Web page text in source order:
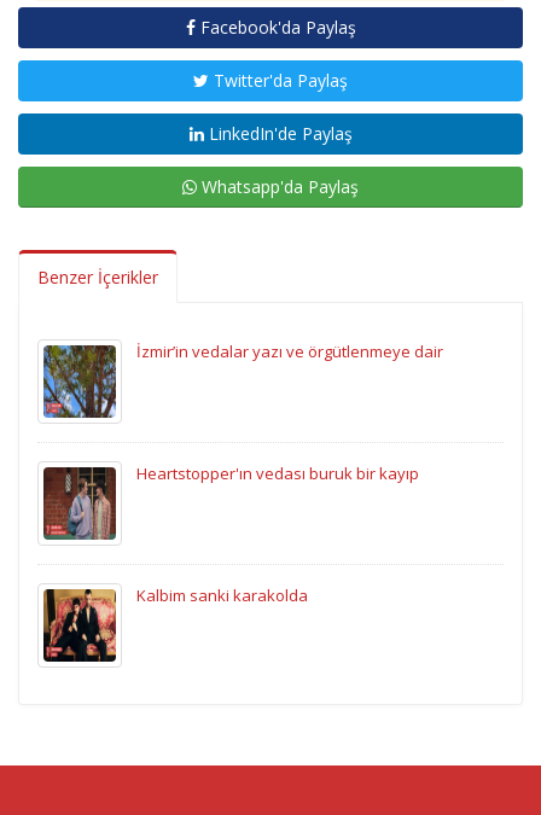
Facebook'da Paylaş
Twitter'da Paylaş
LinkedIn'de Paylaş
Whatsapp'da Paylaş
Benzer İçerikler
İzmir’in vedalar yazı ve örgütlenmeye dair
Heartstopper'ın vedası buruk bir kayıp
Kalbim sanki karakolda